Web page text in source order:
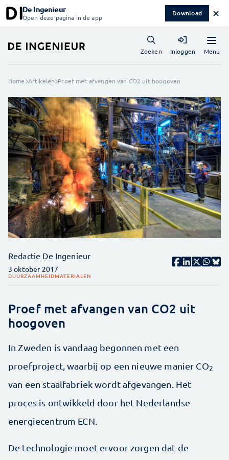
De Ingenieur
Open deze pagina in de app Download ✕
Menu
Zoeken Inloggen
Home Artikelen Proef met afvangen van CO2 uit hoogoven
Redactie De Ingenieur
3 oktober 2017
DUURZAAMHEIDMATERIALEN
Proef met afvangen van CO2 uit
hoogoven
In Zweden is vandaag begonnen met een
proefproject, waarbij op een nieuwe manier CO2
van een staalfabriek wordt afgevangen. Het
proces is ontwikkeld door het Nederlandse
energiecentrum ECN.
De technologie moet ervoor zorgen dat de